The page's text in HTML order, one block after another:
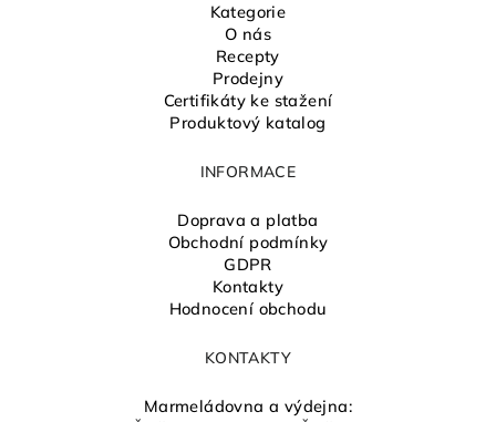
Kategorie
O nás
Recepty
Prodejny
Certifikáty ke stažení
Produktový katalog
INFORMACE
Doprava a platba
Obchodní podmínky
GDPR
Kontakty
Hodnocení obchodu
KONTAKTY
Marmeládovna a výdejna: